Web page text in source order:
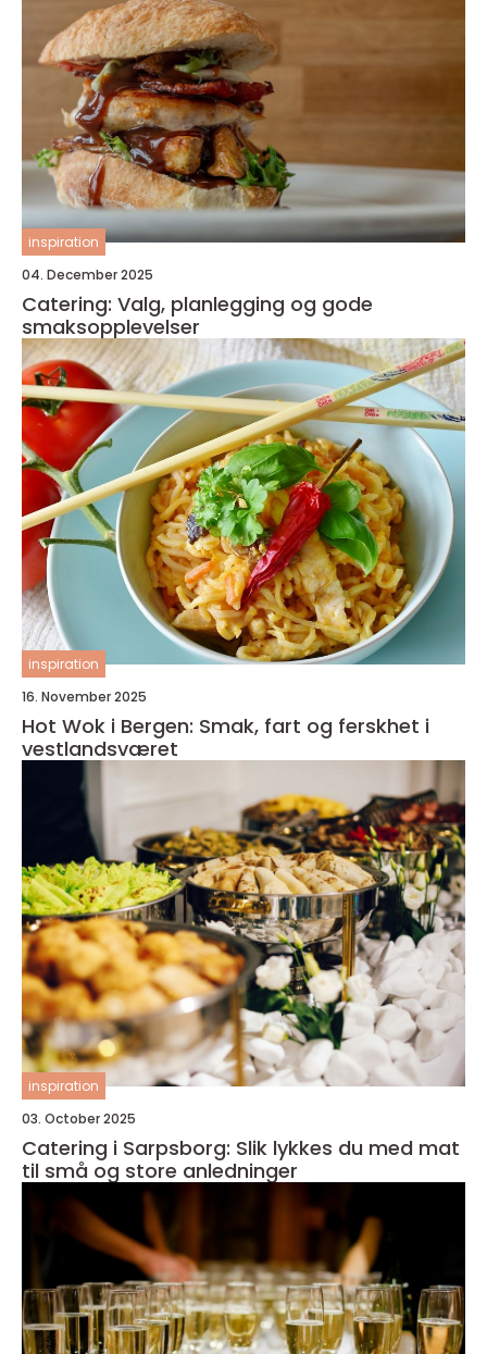
inspiration
04. December 2025
Catering: Valg, planlegging og gode
smaksopplevelser
inspiration
16. November 2025
Hot Wok i Bergen: Smak, fart og ferskhet i
vestlandsværet
inspiration
03. October 2025
Catering i Sarpsborg: Slik lykkes du med mat
til små og store anledninger